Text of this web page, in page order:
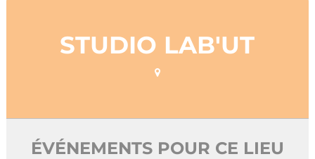
STUDIO LAB'UT
ÉVÉNEMENTS POUR CE LIEU